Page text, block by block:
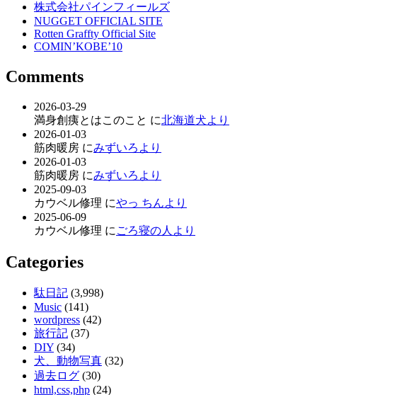
株式会社パインフィールズ
NUGGET OFFICIAL SITE
Rotten Graffty Official Site
COMIN’KOBE’10
Comments
2026-03-29
満身創痍とはこのこと に北海道犬より
2026-01-03
筋肉暖房 にみずいろより
2026-01-03
筋肉暖房 にみずいろより
2025-09-03
カウベル修理 にやっ ちんより
2025-06-09
カウベル修理 に ごろ寝の人より
Categories
駄日記 (3,998)
Music (141)
wordpress (42)
旅行記 (37)
DIY (34)
犬、動物写真 (32)
過去ログ (30)
html,css,php (24)